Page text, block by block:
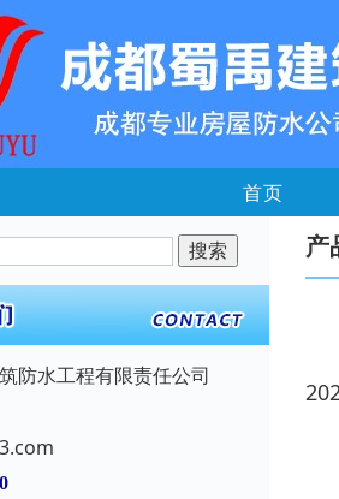
首页
防水工程有限责任公司
产